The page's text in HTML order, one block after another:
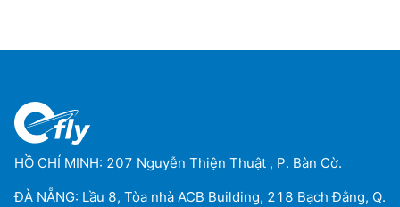
HỒ CHÍ MINH: 207 Nguyễn Thiện Thuật , P. Bàn Cờ.
ĐÀ NẴNG: Lầu 8, Tòa nhà ACB Building, 218 Bạch Đằng, Q.